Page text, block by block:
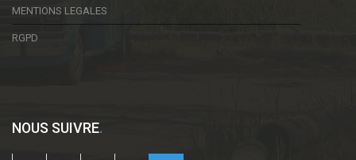
MENTIONS LEGALES
RGPD
NOUS SUIVRE.